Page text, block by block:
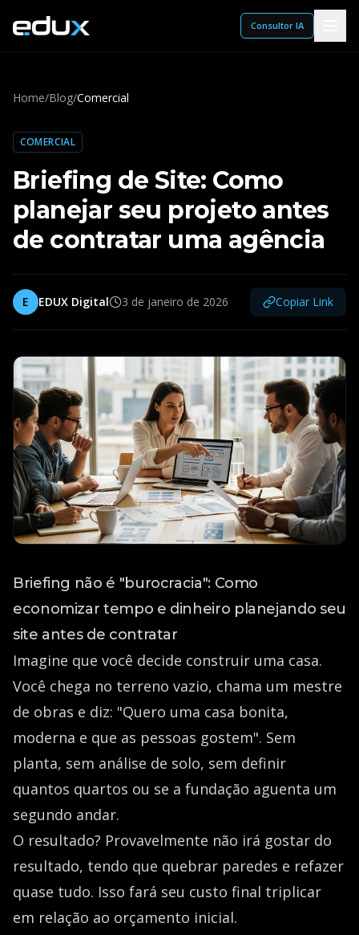
Consultor IA
Home/Blog/Comercial
COMERCIAL
Briefing de Site: Como
planejar seu projeto antes
de contratar uma agência
E EDUX Digital 3 de janeiro de 2026 Copiar Link
Briefing não é "burocracia": Como
economizar tempo e dinheiro planejando seu
site antes de contratar
Imagine que você decide construir uma casa.
Você chega no terreno vazio, chama um mestre
de obras e diz: "Quero uma casa bonita,
moderna e que as pessoas gostem". Sem
planta, sem análise de solo, sem definir
quantos quartos ou se a fundação aguenta um
segundo andar.
O resultado? Provavelmente não irá gostar do
resultado, tendo que quebrar paredes e refazer
quase tudo. Isso fará seu custo final triplicar
em relação ao orçamento inicial.